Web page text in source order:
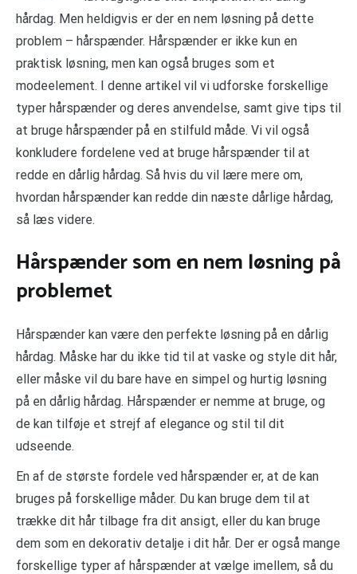
hårdag. Men heldigvis er der en nem løsning på dette
problem – hårspænder. Hårspænder er ikke kun en
praktisk løsning, men kan også bruges som et
modeelement. I denne artikel vil vi udforske forskellige
typer hårspænder og deres anvendelse, samt give tips til
at bruge hårspænder på en stilfuld måde. Vi vil også
konkludere fordelene ved at bruge hårspænder til at
redde en dårlig hårdag. Så hvis du vil lære mere om,
hvordan hårspænder kan redde din næste dårlige hårdag,
så læs videre.
Hårspænder som en nem løsning på
problemet
Hårspænder kan være den perfekte løsning på en dårlig
hårdag. Måske har du ikke tid til at vaske og style dit hår,
eller måske vil du bare have en simpel og hurtig løsning
på en dårlig hårdag. Hårspænder er nemme at bruge, og
de kan tilføje et strejf af elegance og stil til dit
udseende.
En af de største fordele ved hårspænder er, at de kan
bruges på forskellige måder. Du kan bruge dem til at
trække dit hår tilbage fra dit ansigt, eller du kan bruge
dem som en dekorativ detalje i dit hår. Der er også mange
forskellige typer af hårspænder at vælge imellem, så du